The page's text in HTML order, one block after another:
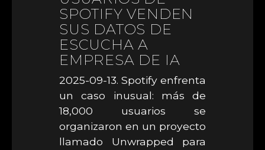
SPOTIFY VENDEN
SUS DATOS DE
ESCUCHA A
EMPRESA DE IA
2025-09-13. Spotify enfrenta
un caso inusual: más de
18,000 usuarios se
organizaron en un proyecto
llamado Unwrapped para